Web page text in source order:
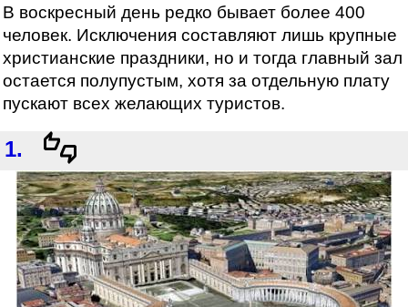
В воскресный день редко бывает более 400
человек. Исключения составляют лишь крупные
христианские праздники, но и тогда главный зал
остается полупустым, хотя за отдельную плату
пускают всех желающих туристов.
1.